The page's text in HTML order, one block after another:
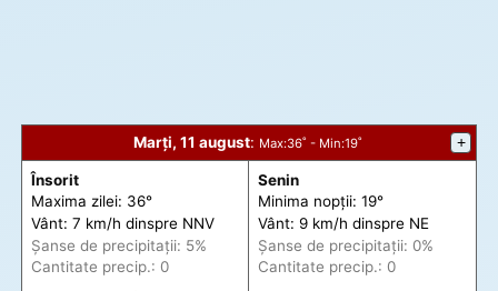
Marți, 11 august: Max:36˚ - Min:19˚ +
Însorit
Maxima zilei: 36°
Vânt: 7 km/h dinspre NNV
Șanse de precipitații: 5%
Cantitate precip.: 0
Senin
Minima nopții: 19°
Vânt: 9 km/h dinspre NE
Șanse de precipitații: 0%
Cantitate precip.: 0